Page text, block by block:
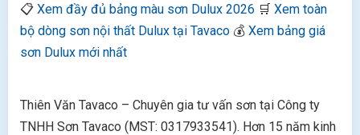
📋 Xem đầy đủ bảng màu sơn Dulux 2026 🛒 Xem toàn
bộ dòng sơn nội thất Dulux tại Tavaco 💰 Xem bảng giá
sơn Dulux mới nhất
Thiên Văn Tavaco – Chuyên gia tư vấn sơn tại Công ty
TNHH Sơn Tavaco (MST: 0317933541). Hơn 15 năm kinh